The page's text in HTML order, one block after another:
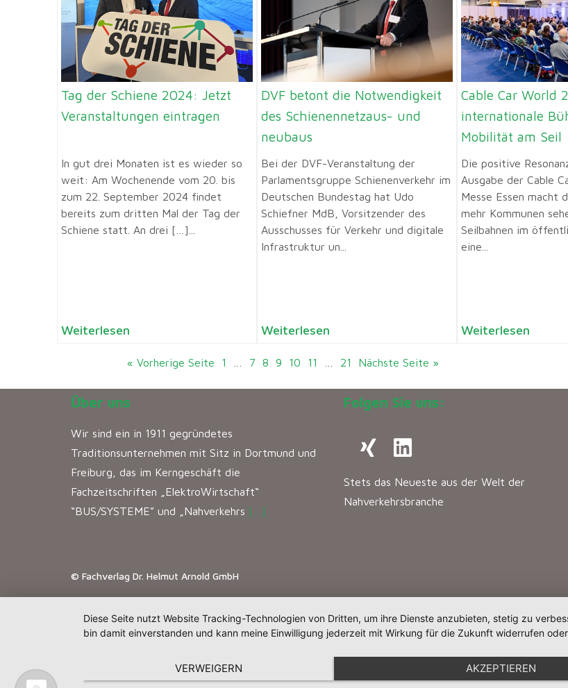
Tag der Schiene 2024: Jetzt
Veranstaltungen eintragen
In gut drei Monaten ist es wieder so
weit: Am Wochenende vom 20. bis
zum 22. September 2024 findet
bereits zum dritten Mal der Tag der
Schiene statt. An drei […]...
Weiterlesen
DVF betont die Notwendigkeit
des Schienennetzaus- und
neubaus
Bei der DVF-Veranstaltung der
Parlamentsgruppe Schienenverkehr im
Deutschen Bundestag hat Udo
Schiefner MdB, Vorsitzender des
Ausschusses für Verkehr und digitale
Infrastruktur un...
Weiterlesen
Cable Car World
internationale
Mobilität am Seil
Die positive
Ausgabe der Cable
Messe Essen macht
mehr Kommunen
Seilbahnen im
eine...
Weiterlesen
« Vorherige Seite 1 7 8 9 10 11 21 Nächste Seite »
Über uns
Wir sind ein in 1911 gegründetes
Traditionsunternehmen mit Sitz in Dortmund und
Freiburg, das im Kerngeschäft die
Fachzeitschriften „ElektroWirtschaft“
“BUS/SYSTEME” und „Nahverkehrs […]
Folgen Sie uns:
Stets das Neueste aus der Welt der
Nahverkehrsbranche
© Fachverlag Dr. Helmut Arnold GmbH
Diese Seite nutzt Website Tracking-Technologien von Dritten, um ihre Dienste anzubieten, stetig zu
bin damit einverstanden und kann meine Einwilligung jederzeit mit Wirkung für die Zukunft widerrufen
VERWEIGERN AKZEPTIEREN